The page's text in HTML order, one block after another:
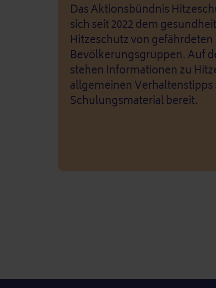
Das Aktionsbündnis
sich seit 2022 dem
Hitzeschutz von gefährdeten
Bevölkerungsgruppen. Auf
stehen Informationen zu
allgemeinen Verhaltenstipps
Schulungsmaterial bereit.